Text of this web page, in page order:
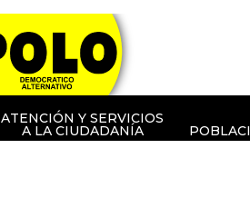
ATENCIÓN Y SERVICIOS
A LA CIUDADANÍA